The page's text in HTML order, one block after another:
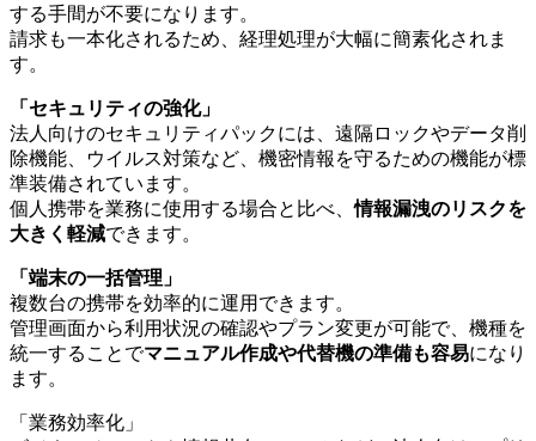
する手間が不要になります。
請求も一本化されるため、経理処理が大幅に簡素化されま
す。
「セキュリティの強化」
法人向けのセキュリティパックには、遠隔ロックやデータ削
除機能、ウイルス対策など、機密情報を守るための機能が標
準装備されています。
個人携帯を業務に使用する場合と比べ、情報漏洩のリスクを
大きく軽減できます。
「端末の一括管理」
複数台の携帯を効率的に運用できます。
管理画面から利用状況の確認やプラン変更が可能で、機種を
統一することでマニュアル作成や代替機の準備も容易になり
ます。
「業務効率化」